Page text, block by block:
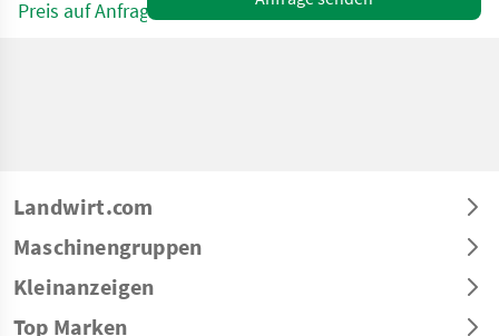
Preis auf Anfrage
Landwirt.com
Maschinengruppen
Kleinanzeigen
Top Marken